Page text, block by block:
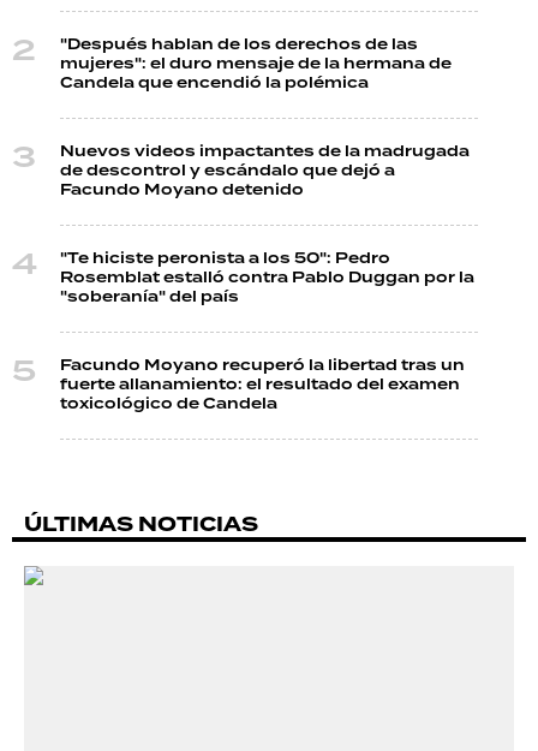
"Después hablan de los derechos de las
mujeres": el duro mensaje de la hermana de
Candela que encendió la polémica
Nuevos videos impactantes de la madrugada
de descontrol y escándalo que dejó a
Facundo Moyano detenido
"Te hiciste peronista a los 50": Pedro
Rosemblat estalló contra Pablo Duggan por la
"soberanía" del país
Facundo Moyano recuperó la libertad tras un
fuerte allanamiento: el resultado del examen
toxicológico de Candela
ÚLTIMAS NOTICIAS